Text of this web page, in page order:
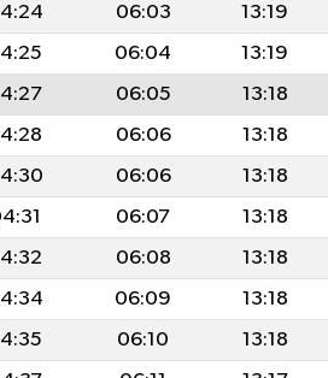
06:03 13:19
06:04 13:19
06:05 13:18
06:06 13:18
06:06 13:18
06:07 13:18
06:08 13:18
06:09 13:18
06:10 13:18